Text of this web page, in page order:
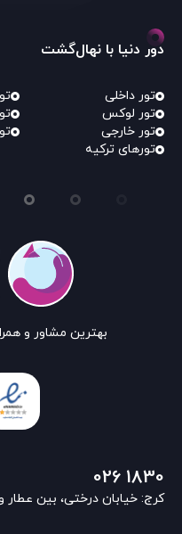
دور دنیا با نهال‌گشت
تور داخلی
تور لوکس
تور خارجی
تورهای ترکیه
بهترین مشاور و
026 1830
کرج: خیابان درختی، بین عطار